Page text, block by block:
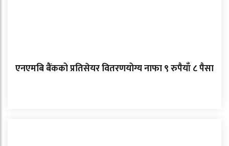
एनएमबि बैंकको प्रतिसेयर वितरणयोग्य नाफा ९ रुपैयाँ ८ पैसा